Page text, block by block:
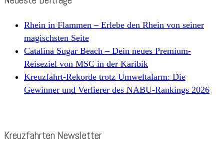
Rhein in Flammen – Erlebe den Rhein von seiner
magischsten Seite
Catalina Sugar Beach – Dein neues Premium-
Reiseziel von MSC in der Karibik
Kreuzfahrt-Rekorde trotz Umweltalarm: Die
Gewinner und Verlierer des NABU-Rankings 2026
Kreuzfahrten Newsletter